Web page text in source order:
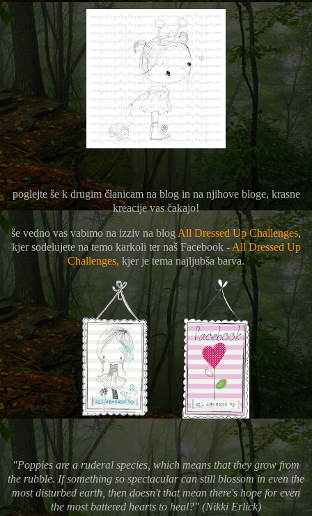
poglejte še k drugim članicam na blog in na njihove bloge, krasne
kreacije vas čakajo!
še vedno vas vabimo na izziv na blog All Dressed Up Challenges,
kjer sodelujete na temo karkoli ter naš Facebook - All Dressed Up
Challenges, kjer je tema najljubša barva.
"Poppies are a ruderal species, which means that they grow from
the rubble. If something so spectacular can still blossom in even the
most disturbed earth, then doesn't that mean there's hope for even
the most battered hearts to heal?" (Nikki Erlick)